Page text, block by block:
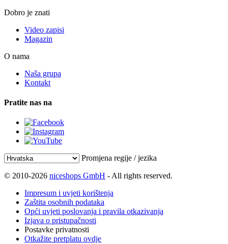
Dobro je znati
Video zapisi
Magazin
O nama
Naša grupa
Kontakt
Pratite nas na
Promjena regije / jezika
© 2010-2026 niceshops GmbH - All rights reserved.
Impresum i uvjeti korištenja
Zaštita osobnih podataka
Opći uvjeti poslovanja i pravila otkazivanja
Izjava o pristupačnosti
Postavke privatnosti
Otkažite pretplatu ovdje